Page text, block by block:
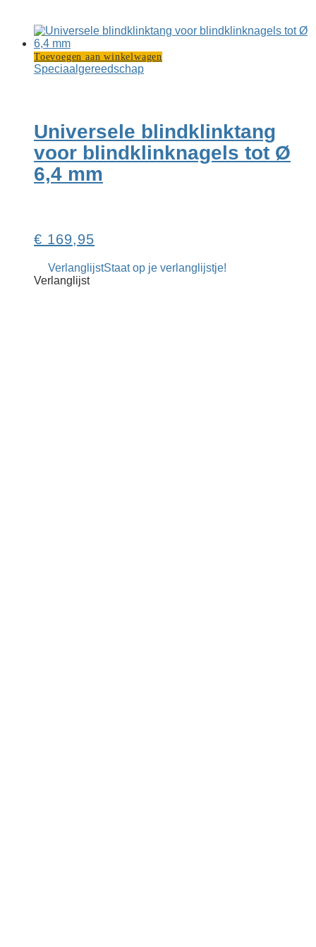
Toevoegen aan winkelwagen
Speciaal­gereedschap
Universele blindklink­tang
voor blind­klink­nagels tot Ø
6,4 mm
€ 169,95
VerlanglijstStaat op je verlanglijstje!
Verlanglijst